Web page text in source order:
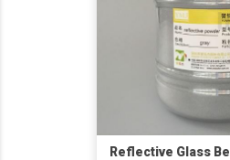
Reflective Glass